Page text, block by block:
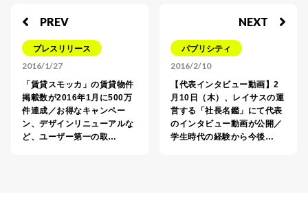
PREV
プレスリリース
2016/1/27
「賃貸スモッカ」の賃貸物件
掲載数が2016年1月に500万
件達成／お得なキャンペー
ン、デザインリニューアルな
ど、ユーザー第一の取…
NEXT
パブリシティ
2016/2/10
【代表インタビュー動画】2
月10日（木）、レイサスの運
営する「社長名鑑」にて代表
のインタビュー動画が公開／
学生時代の経験から今後…